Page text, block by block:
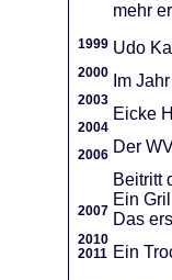
mehr
1999
2000
2003
2004
2006
2007
2010
2011
Udo
Im
Eicke
Der
Beitritt
Ein
Das
Ein